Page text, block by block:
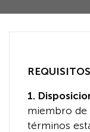
1.
miembro de
términos